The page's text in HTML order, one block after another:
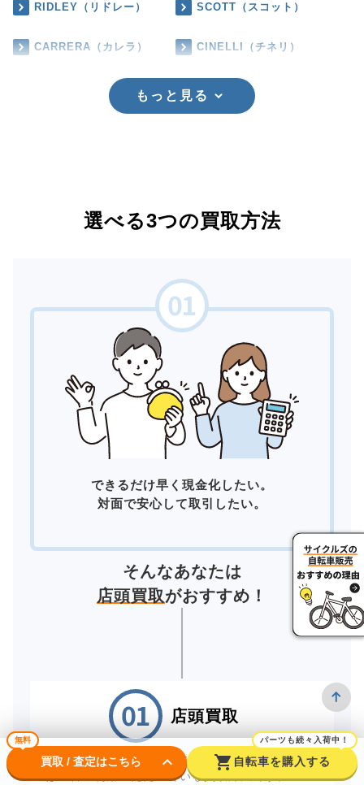
RIDLEY（リドレー） SCOTT（スコット）
CARRERA（カレラ） CINELLI（チネリ）
もっと見る
選べる3つの買取方法
できるだけ早く現金化したい。
対面で安心して取引したい。
そんなあなたは
店頭買取がおすすめ！
店頭買取
お近くの店舗へ直接お持ちいただく「店頭買取」
は一番ご利用いただいている買取方法です。
無料
買取 / 査定はこちら keyboard_arrow_down shopping_cart
パーツも続々入荷中！
自転車を購入する